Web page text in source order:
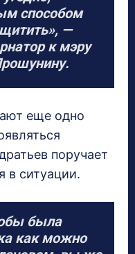
способом
—
к мэру
еще одно
поручает
в ситуации.
была
как можно